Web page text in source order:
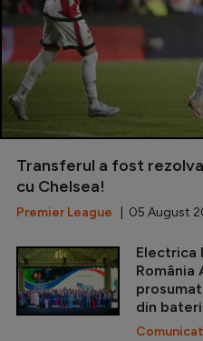
Transferul a fost
cu Chelsea!
Premier League | 05 August
Electrica
România
din